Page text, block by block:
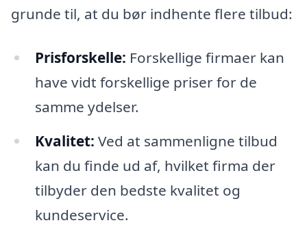
grunde til, at du bør indhente flere tilbud:
Prisforskelle: Forskellige firmaer kan
have vidt forskellige priser for de
samme ydelser.
Kvalitet: Ved at sammenligne tilbud
kan du finde ud af, hvilket firma der
tilbyder den bedste kvalitet og
kundeservice.